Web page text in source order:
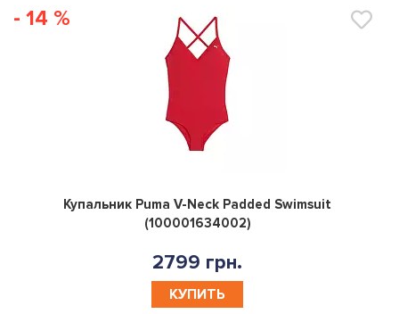
- 14 %
0
Купальник Puma V-Neck Padded Swimsuit
(100001634002)
2799 грн.
КУПИТЬ